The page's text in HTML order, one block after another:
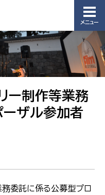
メニュー
ー制作等業務
ーザル参加者
務委託に係る公募型プロ